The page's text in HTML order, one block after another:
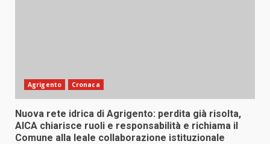
Agrigento Cronaca
Nuova rete idrica di Agrigento: perdita già risolta,
AICA chiarisce ruoli e responsabilità e richiama il
Comune alla leale collaborazione istituzionale